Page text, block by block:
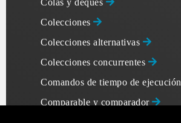
Colas y deques
Colecciones
Colecciones alternativas
Colecciones concurrentes
Comandos de tiempo de ejecución
Comparable y comparador